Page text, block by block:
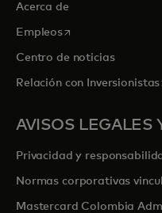
Acerca de
Empleosse abre en una
Centro de noticias
Relación con Inversionistas
AVISOS LEGALES
Privacidad y
Normas corporativas
Mastercard Colombia